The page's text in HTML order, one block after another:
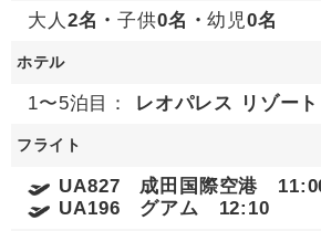
大人 2名・子供0名・幼児0名
ホテル
1〜5泊目： レオパレス リゾー
フライト
UA827 成田国際空港
UA196 グアム 12:10